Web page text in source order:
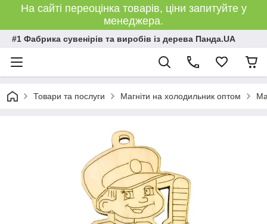
На сайті переоцінка товарів, ціни запитуйте у
менеджера.
#1 Фабрика сувенірів та виробів із дерева Панда.UA
Товари та послуги Магніти на холодильник оптом